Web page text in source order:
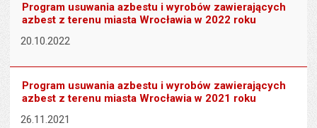
Program usuwania azbestu i wyrobów zawierających
azbest z terenu miasta Wrocławia w 2022 roku
20.10.2022
Program usuwania azbestu i wyrobów zawierających
azbest z terenu miasta Wrocławia w 2021 roku
26.11.2021